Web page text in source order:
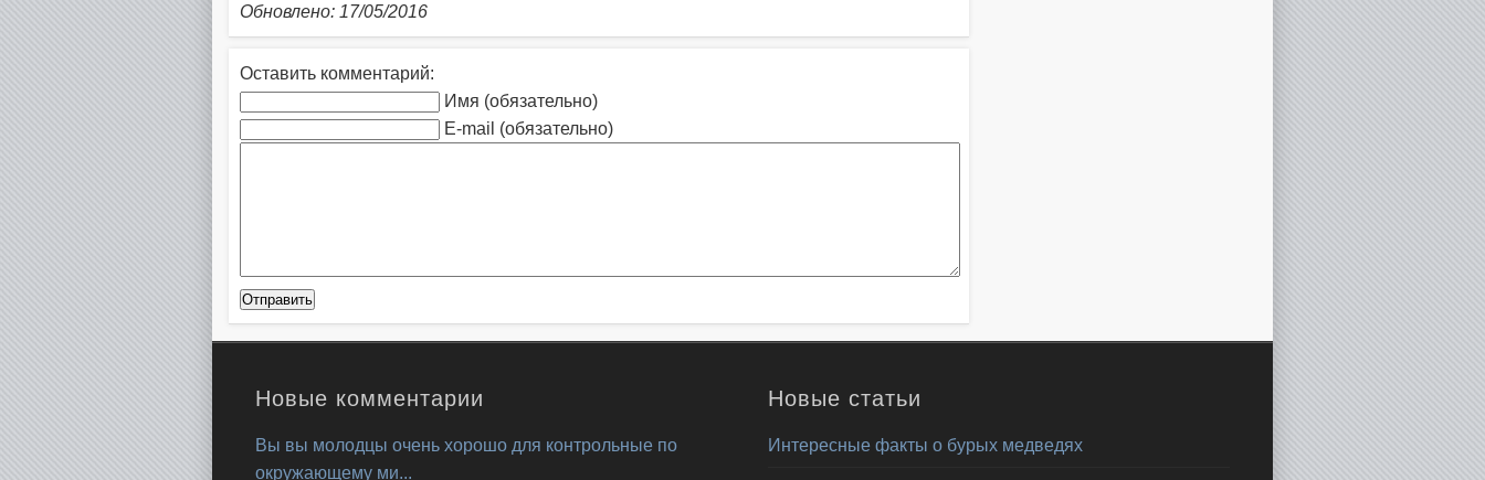
Обновлено: 17/05/2016
Оставить комментарий:
Имя (обязательно)
E-mail (обязательно)
Новые комментарии
Вы вы молодцы очень хорошо для контрольные по
окружающему ми...
Новые статьи
Интересные факты о бурых медведях